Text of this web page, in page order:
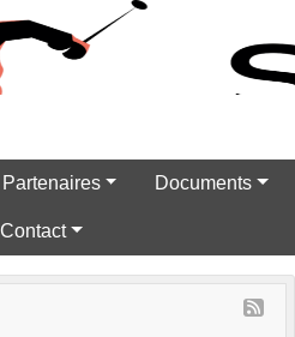
Partenaires Documents
Contact